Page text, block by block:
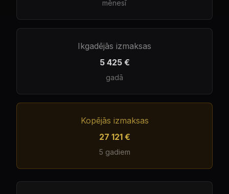
mēnesī
Ikgadējās izmaksas
5 425 €
gadā
Kopējās izmaksas
27 121 €
5 gadiem